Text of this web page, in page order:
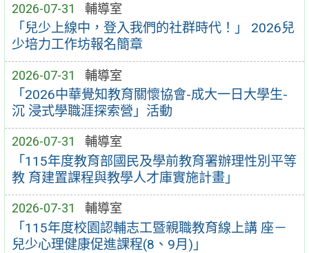
2026-07-31 輔導室
「兒少上線中，登入我們的社群時代！」 2026兒
少培力工作坊報名簡章
2026-07-31 輔導室
「2026中華覺知教育關懷協會-成大一日大學生-
沉 浸式學職涯探索營」活動
2026-07-31 輔導室
「115年度教育部國民及學前教育署辦理性別平等
教 育建置課程與教學人才庫實施計畫」
2026-07-31 輔導室
「115年度校園認輔志工暨親職教育線上講 座－
兒少心理健康促進課程(8、9月)」